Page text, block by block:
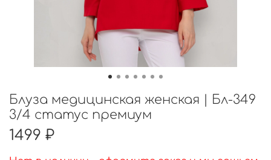
Блуза медицинская женская | Бл-349
3/4 статус премиум
1499 ₽